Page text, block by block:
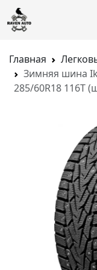
Главная
Зимняя шина
285/60R18 116T